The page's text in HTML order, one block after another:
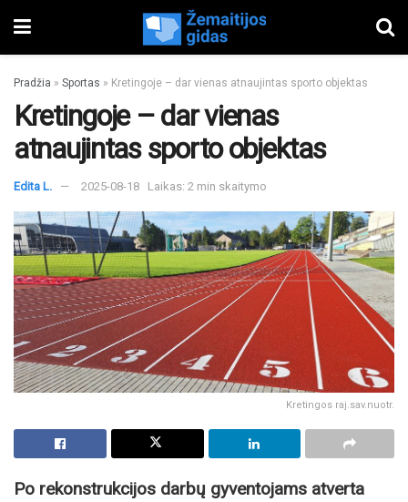
Pradžia » Sportas » Kretingoje – dar vienas atnaujintas sporto objektas
Kretingoje – dar vienas
atnaujintas sporto objektas
Edita L. 2025-08-18 Laikas: 2 min skaitymo
Kretingos raj.sav.nuotr.
Po rekonstrukcijos darbų gyventojams atverta